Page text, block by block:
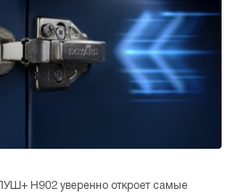
H902 уверенно откроет самые